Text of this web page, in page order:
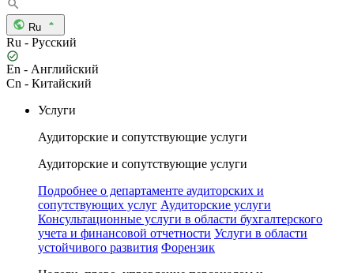
Ru
Ru - Русский
En - Английский
Cn - Китайский
Услуги
Аудиторские и сопутствующие услуги
Аудиторские и сопутствующие услуги
Подробнее о департаменте аудиторских и
сопутствующих услуг Аудиторские услуги
Консультационные услуги в области бухгалтерского
учета и финансовой отчетности Услуги в области
устойчивого развития Форензик